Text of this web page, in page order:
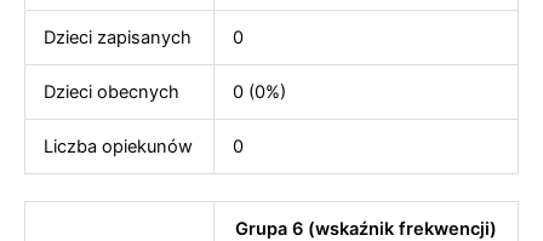
Dzieci zapisanych 0
Dzieci obecnych 0 (0%)
Liczba opiekunów 0
Grupa 6 (wskaźnik frekwencji)